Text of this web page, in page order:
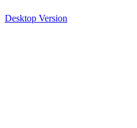
Desktop Version